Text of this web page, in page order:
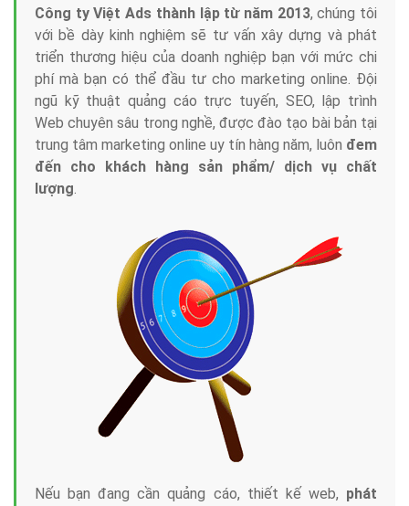
Công ty Việt Ads thành lập từ năm 2013, chúng tôi
với bề dày kinh nghiệm sẽ tư vấn xây dựng và phát
triển thương hiệu của doanh nghiệp bạn với mức chi
phí mà bạn có thể đầu tư cho marketing online. Đội
ngũ kỹ thuật quảng cáo trực tuyến, SEO, lập trình
Web chuyên sâu trong nghề, được đào tạo bài bản tại
trung tâm marketing online uy tín hàng năm, luôn đem
đến cho khách hàng sản phẩm/ dịch vụ chất
lượng.
Nếu bạn đang cần quảng cáo, thiết kế web, phát